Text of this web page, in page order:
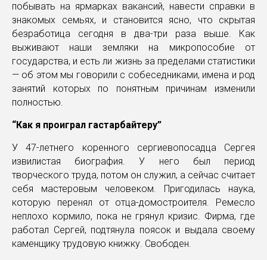
побывать на ярмарках вакансий, навести справки в
знакомых семьях, и становится ясно, что скрытая
безработица сегодня в два-три раза выше. Как
выживают наши земляки на микропособие от
государства, и есть ли жизнь за пределами статистики
— об этом мы говорили с собеседниками, имена и род
занятий которых по понятным причинам изменили
полностью.
“Как я проиграл гастарбайтеру”
У 47-летнего коренного сергиевопосадца Сергея
извилистая биография. У него был период
творческого труда, потом он служил, а сейчас считает
себя мастеровым человеком. Пригодилась наука,
которую перенял от отца-домостроителя. Ремесло
неплохо кормило, пока не грянул кризис. Фирма, где
работал Сергей, подтянула поясок и выдала своему
каменщику трудовую книжку. Свободен.